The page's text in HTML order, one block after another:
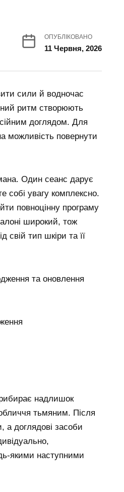
ОПУБЛІКОВАНО
11 Червня, 2026
сили й водночас
ритм створюють
доглядом. Для
можливість повернути
Один сеанс дарує
собі увагу комплексно.
повноцінну програму
широкий, тож
свій тип шкіри та її
та оновлення
надлишок
обличчя тьмяним. Після
доглядові засоби
якими наступними